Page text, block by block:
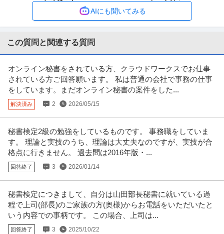
転勤なし
年収800万円〜1,000万円
性などに応じ、当該求人をビ…続きを見る
採用 ／ 「新橋」人事／HR領域 ～代表直下で裁量大／土日祝休み
クラウドコンサルティング株式会社
新着 正社員 土日休み フリーランス 年間休日120日以上
年収400万円〜500万円
【職種】人事＞採用 【業種】コンサルティング＞コンサルティング ※会員属
性などに応じ、当該求人をビ
提供：ビズリーチ
年収1000万円も可能×土日祝休み／外国人人材紹介の法人営業／
マネジメント業務
上野グループホールディングス株式会社
月給47万円〜62.5万円
【年収1000万円も可能×土日祝休み】外国人人材紹介の法人営業｜マネジメ
ント業務 【高収入！稼ぐな…続きを見る
AIにも聞いてみる
この質問と関連する質問
オンライン秘書をされている方、クラウドワークスでお仕事
されている方ご回答願います。 私は普通の会社で事務の仕事
をしています。まだオンライン秘書の案件をした...
解決済み 2 2026/05/15
秘書検定2級の勉強をしているものです。 事務職をしていま
す。 理論と実技のうち、理論は大丈夫なのですが、実技が合
格点に行きません。 過去問は2016年版・...
回答終了 3 2026/01/14
秘書検定につきまして、自分は山田部長秘書に就いている過
程で上司(部長)のご家族の方(奥様)からお電話をいただいたと
いう内容での事柄です。 この場合、上司は...
回答終了 3 2025/10/22